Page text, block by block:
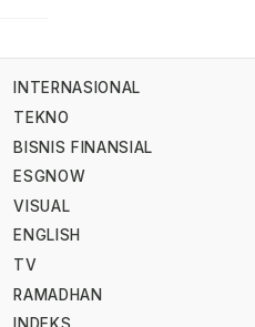
INTERNASIONAL
TEKNO
BISNIS FINANSIAL
ESGNOW
VISUAL
ENGLISH
TV
RAMADHAN